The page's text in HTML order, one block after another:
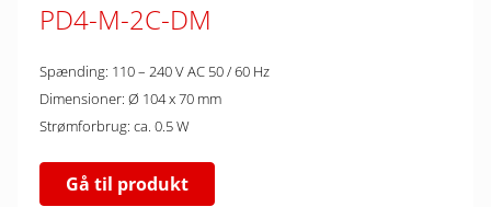
PD4-M-2C-DM
Spænding: 110 – 240 V AC 50 / 60 Hz
Dimensioner: Ø 104 x 70 mm
Strømforbrug: ca. 0.5 W
Gå til produkt